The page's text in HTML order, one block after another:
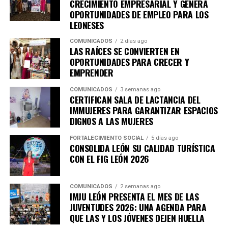
CRECIMIENTO EMPRESARIAL Y GENERA
OPORTUNIDADES DE EMPLEO PARA LOS
LEONESES
COMUNICADOS 2 días ago
LAS RAÍCES SE CONVIERTEN EN
OPORTUNIDADES PARA CRECER Y
EMPRENDER
COMUNICADOS 3 semanas ago
CERTIFICAN SALA DE LACTANCIA DEL
IMMUJERES PARA GARANTIZAR ESPACIOS
DIGNOS A LAS MUJERES
FORTALECIMIENTO SOCIAL 5 días ago
CONSOLIDA LEÓN SU CALIDAD TURÍSTICA
CON EL FIG LEÓN 2026
COMUNICADOS 2 semanas ago
IMJU LEÓN PRESENTA EL MES DE LAS
JUVENTUDES 2026: UNA AGENDA PARA
QUE LAS Y LOS JÓVENES DEJEN HUELLA